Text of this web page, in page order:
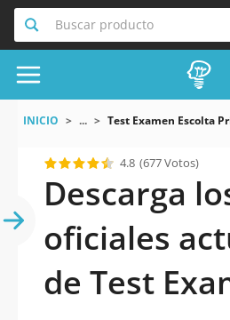
Buscar producto
INICIO ... Test Examen Escolta
4.8 (677 Votos)
Descarga
oficiales
de Test